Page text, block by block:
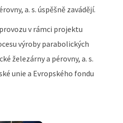
a. s. úspěšně zavádějí.
v rámci projektu
výroby parabolických
železárny a pérovny, a. s.
unie a Evropského fondu